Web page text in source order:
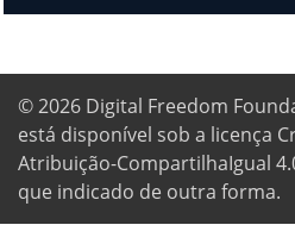
© 2026 Digital Freedom
está disponível sob a licença
Atribuição-CompartilhaIgual
que indicado de outra forma.